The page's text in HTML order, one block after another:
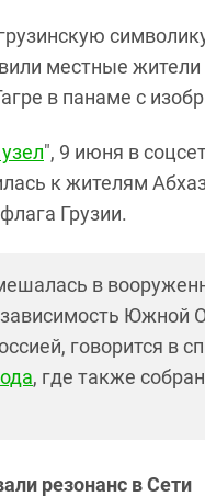
местные
в панаме с
", 9 июня в
к жителям
Грузии.
в
Южной
говорится в
, где также
резонанс в Сети